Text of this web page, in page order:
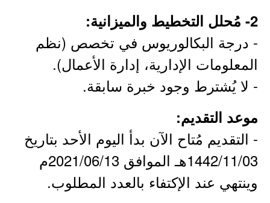
2- مُحلل التخطيط والميزانية:
- درجة البكالوريوس في تخصص (نظم
المعلومات الإدارية، إدارة الأعمال).
- لا يُشترط وجود خبرة سابقة.
موعد التقديم:
- التقديم مُتاح الآن بدأ اليوم الأحد بتاريخ
1442/11/03هـ الموافق 2021/06/13م
وينتهي عند الإكتفاء بالعدد المطلوب.